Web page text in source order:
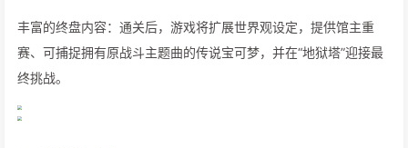
丰富的终盘内容：通关后，游戏将扩展世界观设定，提供馆主重
赛、可捕捉拥有原战斗主题曲的传说宝可梦，并在“地狱塔”迎接最
终挑战。